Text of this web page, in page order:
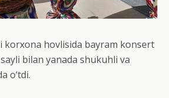
korxona hovlisida bayram konsert
bilan yanada shukuhli va
o‘tdi.